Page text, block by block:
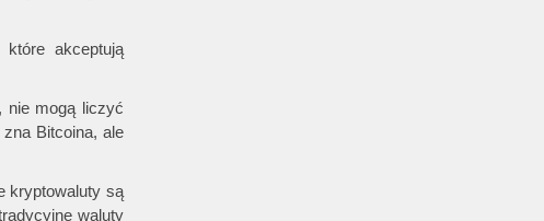
akceptują
nie mogą liczyć
Bitcoina, ale
kryptowaluty są
waluty